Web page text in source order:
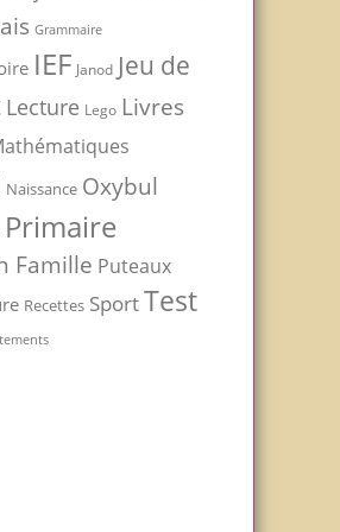
Grammaire
IEF Janod Jeu de
Lecture Lego Livres
Naissance Oxybul
Primaire
Famille Puteaux
Recettes SportTest